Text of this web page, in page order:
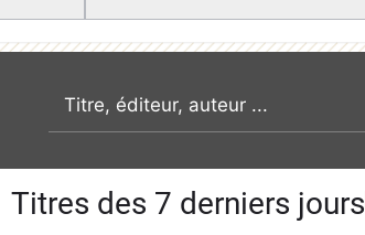
recherche par mot clé
Titres des 7 derniers jours